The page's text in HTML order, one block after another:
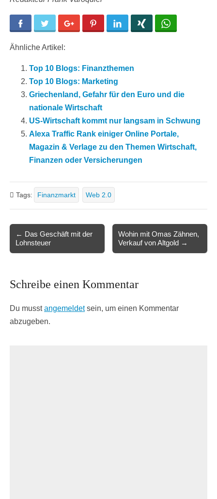
Facebook Twitter Google+ Pinterest LinkedIn
Ähnliche Artikel:
Top 10 Blogs: Finanzthemen
Top 10 Blogs: Marketing
Griechenland, Gefahr für den Euro und die
nationale Wirtschaft
US-Wirtschaft kommt nur langsam in Schwung
Alexa Traffic Rank einiger Online Portale,
Magazin & Verlage zu den Themen Wirtschaft,
Finanzen oder Versicherungen
Tags: Finanzmarkt Web 2.0
navigation
← Das Geschäft mit der
Lohnsteuer
Wohin mit Omas Zähnen,
Verkauf von Altgold →
Schreibe einen Kommentar
Du musstangemeldetsein, um einen Kommentar
abzugeben.